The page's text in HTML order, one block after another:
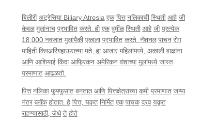
बिलीरी अट्रेसिया Biliary Atresia एक पित्त नलिकाची स्थिती आहे जी
केवळ मुलांनाच प्रभावित करते. ही एक दुर्मीळ स्थिती आहे जी प्रत्येक
18,000 नवजात मुलांपैकी एकाला प्रभावित करते. नॅशनल पाचन रोग
माहिती क्लिअरिंगहाऊसच्या मते, हा आजार महिलांमध्ये, अकाली बाळांना
आणि आशियाई किंवा आफ्रिकन अमेरिकन वंशाच्या मुलांमध्ये जास्त
प्रमाणात आढळतो.
पित्त नलिका फुफ्फुसात बनतात आणि पित्तक्षेत्राच्या कमी प्रमाणात जन्मा
नंतर ब्लॉक होतात. हे पित्त, यकृत निर्मित एक पाचक द्रव यकृत
राहण्यासाठी, जेथे ते होते